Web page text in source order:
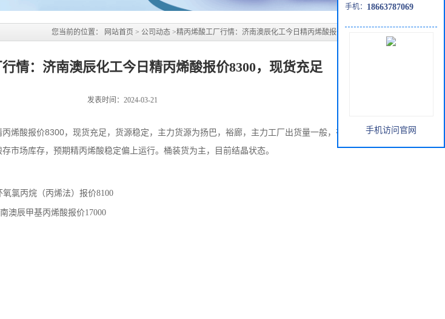
您当前的位置： 网站首页 > 公司动态 >精丙烯酸工厂行情：济南澳辰化工今日精丙烯酸报价8300，现货充足
情：济南澳辰化工今日精丙烯酸报价8300，现货充足
发表时间：2024-03-21
烯酸报价8300，现货充足，货源稳定，主力货源为扬巴，裕廊，主力工厂出货量一般，有意拉涨，然而
市场库存，预期精丙烯酸稳定偏上运行。桶装货为主，目前结晶状态。
氯丙烷（丙烯法）报价8100
澳辰甲基丙烯酸报价17000
手机： 18663787069
手机访问官网